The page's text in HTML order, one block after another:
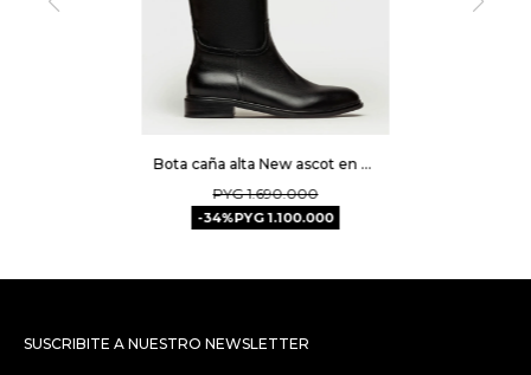
Bota caña alta New ascot en cuero vaqueta - Negro
PYG 1.690.000
34 PYG 1.100.000
SUSCRIBITE A NUESTRO NEWSLETTER